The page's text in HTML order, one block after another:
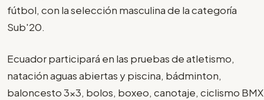
fútbol, con la selección masculina de la categoría
Sub'20.
Ecuador participará en las pruebas de atletismo,
natación aguas abiertas y piscina, bádminton,
baloncesto 3x3, bolos, boxeo, canotaje, ciclismo BMX